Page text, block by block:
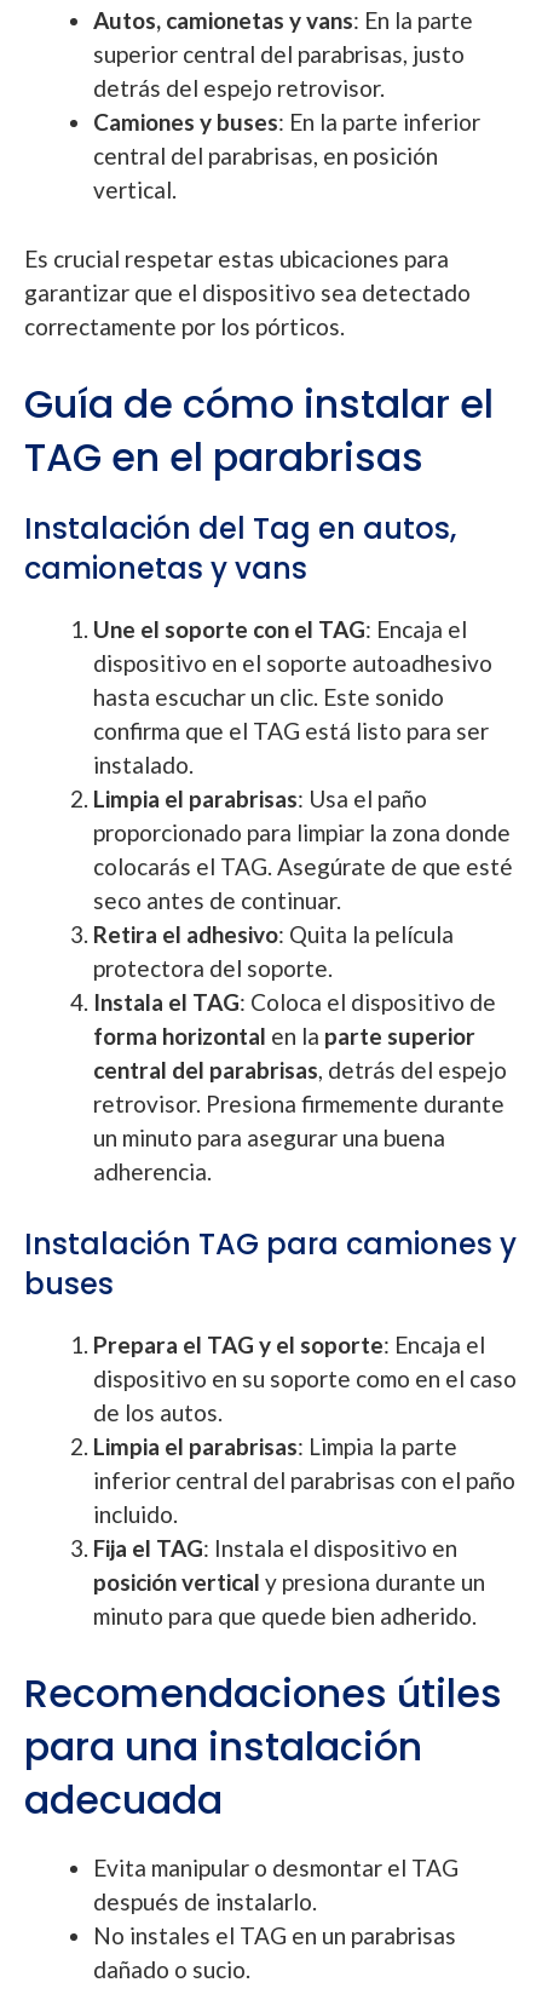
Autos, camionetas y vans: En la parte
superior central del parabrisas, justo
detrás del espejo retrovisor.
Camiones y buses: En la parte inferior
central del parabrisas, en posición
vertical.
Es crucial respetar estas ubicaciones para
garantizar que el dispositivo sea detectado
correctamente por los pórticos.
Guía de cómo instalar el
TAG en el parabrisas
Instalación del Tag en autos,
camionetas y vans
Une el soporte con el TAG: Encaja el
dispositivo en el soporte autoadhesivo
hasta escuchar un clic. Este sonido
confirma que el TAG está listo para ser
instalado.
Limpia el parabrisas: Usa el paño
proporcionado para limpiar la zona donde
colocarás el TAG. Asegúrate de que esté
seco antes de continuar.
Retira el adhesivo: Quita la película
protectora del soporte.
Instala el TAG: Coloca el dispositivo de
forma horizontal en la parte superior
central del parabrisas, detrás del espejo
retrovisor. Presiona firmemente durante
un minuto para asegurar una buena
adherencia.
Instalación TAG para camiones y
buses
Prepara el TAG y el soporte: Encaja el
dispositivo en su soporte como en el caso
de los autos.
Limpia el parabrisas: Limpia la parte
inferior central del parabrisas con el paño
incluido.
Fija el TAG: Instala el dispositivo en
posición vertical y presiona durante un
minuto para que quede bien adherido.
Recomendaciones útiles
para una instalación
adecuada
Evita manipular o desmontar el TAG
después de instalarlo.
No instales el TAG en un parabrisas
dañado o sucio.